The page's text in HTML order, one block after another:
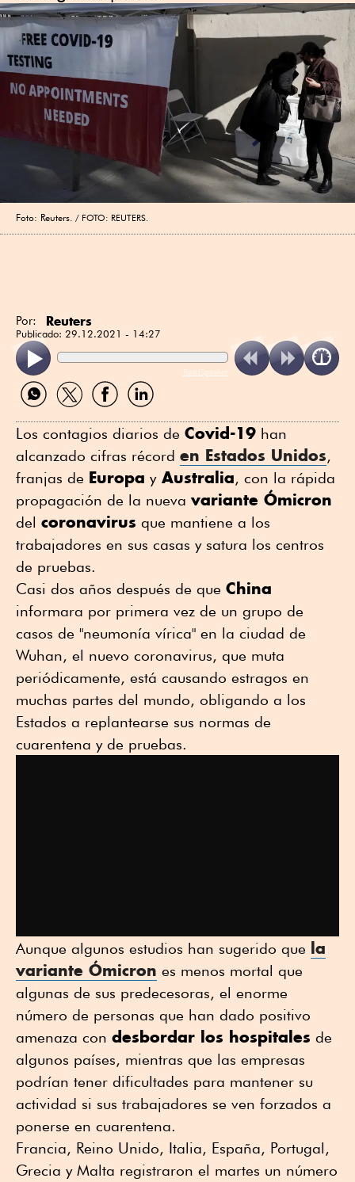
Foto: Reuters. FOTO: REUTERS.
Por: Reuters
Publicado: 29.12.2021 - 14:27
ReadSpeaker
Compartir
por
Compartir
por
Compartir
por
Compartir
por
Los contagios diarios de Covid-19 han
alcanzado cifras récord en Estados Unidos,
franjas de Europa yAustralia, con la rápida
propagación de la nueva variante Ómicron
del coronavirus que mantiene a los
trabajadores en sus casas y satura los centros
de pruebas.
Casi dos años después de que China
informara por primera vez de un grupo de
casos de "neumonía vírica" en la ciudad de
Wuhan, el nuevo coronavirus, que muta
periódicamente, está causando estragos en
muchas partes del mundo, obligando a los
Estados a replantearse sus normas de
cuarentena y de pruebas.
Aunque algunos estudios han sugerido que la
variante Ómicron es menos mortal que
algunas de sus predecesoras, el enorme
número de personas que han dado positivo
amenaza con desbordar los hospitales de
algunos países, mientras que las empresas
podrían tener dificultades para mantener su
actividad si sus trabajadores se ven forzados a
ponerse en cuarentena.
Francia, Reino Unido, Italia, España, Portugal,
Grecia y Malta registraron el martes un número